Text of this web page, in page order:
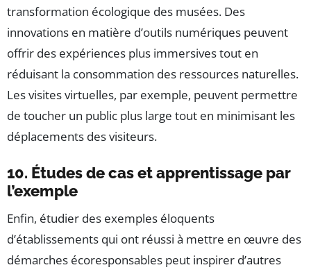
transformation écologique des musées. Des
innovations en matière d’outils numériques peuvent
offrir des expériences plus immersives tout en
réduisant la consommation des ressources naturelles.
Les visites virtuelles, par exemple, peuvent permettre
de toucher un public plus large tout en minimisant les
déplacements des visiteurs.
10. Études de cas et apprentissage par
l’exemple
Enfin, étudier des exemples éloquents
d’établissements qui ont réussi à mettre en œuvre des
démarches écoresponsables peut inspirer d’autres